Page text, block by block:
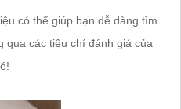
có thể giúp bạn dễ dàng tìm
qua các tiêu chí đánh giá của